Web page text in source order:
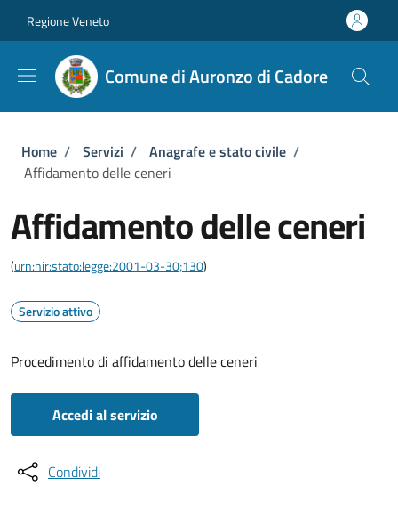
Regione Veneto
Comune di Auronzo di Cadore
Briciole di pane
Home / Servizi / Anagrafe e stato civile /
Affidamento delle ceneri
Affidamento delle ceneri
(urn:nir:stato:legge:2001-03-30;130)
Servizio attivo
Procedimento di affidamento delle ceneri
Accedi al servizio
Condividi